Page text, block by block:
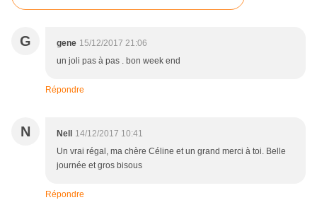
G gene 15/12/2017 21:06
un joli pas à pas . bon week end
Répondre
N Nell 14/12/2017 10:41
Un vrai régal, ma chère Céline et un grand merci à toi. Belle
journée et gros bisous
Répondre